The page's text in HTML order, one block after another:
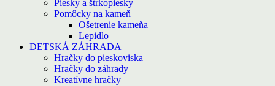
Piesky a štrkopiesky
Pomôcky na kameň
Ošetrenie kameňa
Lepidlo
DETSKÁ ZÁHRADA
Hračky do pieskoviska
Hračky do záhrady
Kreatívne hračky